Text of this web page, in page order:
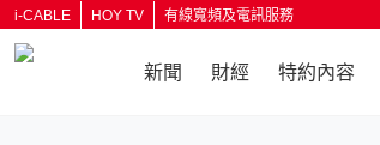
i-CABLE HOY TV 有線寬頻及電訊服務
新聞 財經 特約內容